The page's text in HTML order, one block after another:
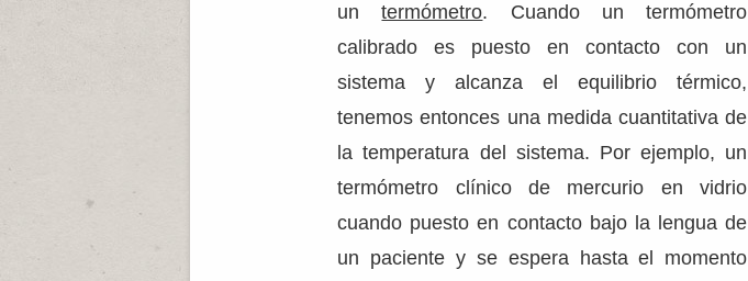
untermómetro. Cuando un termómetro
calibrado es puesto en contacto con un
sistema y alcanza el equilibrio térmico,
tenemos entonces una medida cuantitativa de
la temperatura del sistema. Por ejemplo, un
termómetro clínico de mercurio en vidrio
cuando puesto en contacto bajo la lengua de
un paciente y se espera hasta el momento